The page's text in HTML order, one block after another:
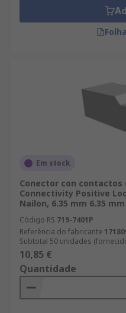
Em stock
Conector con contactos
Connectivity Positive
Nailon, 6.35 mm 6.35 mm
Código RS 719-7401P
Referência do fabricante
Subtotal 50 unidades
10,85 €
Quantidade